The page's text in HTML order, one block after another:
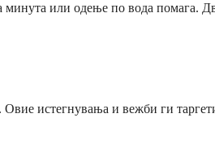
или одење по вода помага.
истегнувања и вежби ги